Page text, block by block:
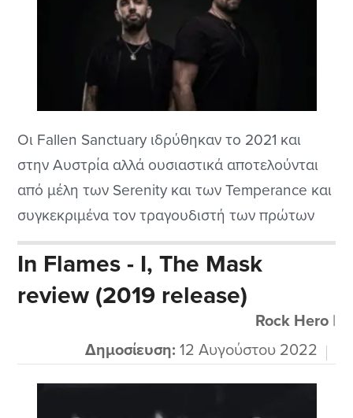
Οι Fallen Sanctuary ιδρύθηκαν το 2021 και
στην Αυστρία αλλά ουσιαστικά αποτελούνται
από μέλη των Serenity και των Temperance και
συγκεκριμένα τον τραγουδιστή των πρώτων
Georg Neuhauser και το σούπερ ταλαντούχο
Marco Pastorino από τους Temperance αλλά και
με συμμετοχή και σε άλλα ενδιαφέροντα
projects. Παίζουν ένα ωραίο μοντέρνο
μελωδικό μέταλ συνδυάζοντας τις ικανότητες
και...
In Flames - I, The Mask
review (2019 release)
Rock Hero|
Δημοσίευση: 12 Αυγούστου 2022